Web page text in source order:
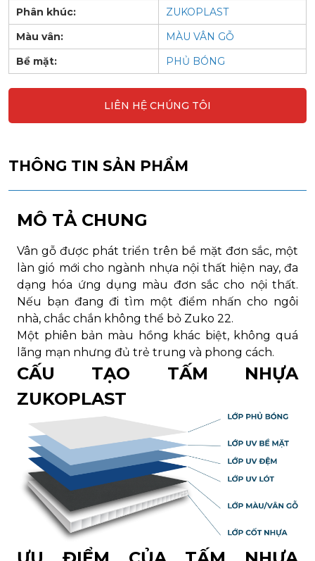
Phân khúc:
ZUKOPLAST
Màu vân:
MÀU VÂN GỖ
Bề mặt:
PHỦ BÓNG
LIÊN HỆ CHÚNG TÔI
THÔNG TIN SẢN PHẨM
MÔ TẢ CHUNG
Vân gỗ được phát triển trên bề mặt đơn sắc, một
làn gió mới cho ngành nhựa nội thất hiện nay, đa
dạng hóa ứng dụng màu đơn sắc cho nội thất.
Nếu bạn đang đi tìm một điểm nhấn cho ngôi
nhà, chắc chắn không thể bỏ Zuko 22.
Một phiên bản màu hồng khác biệt, không quá
lãng mạn nhưng đủ trẻ trung và phong cách.
CẤU TẠO TẤM NHỰA
ZUKOPLAST